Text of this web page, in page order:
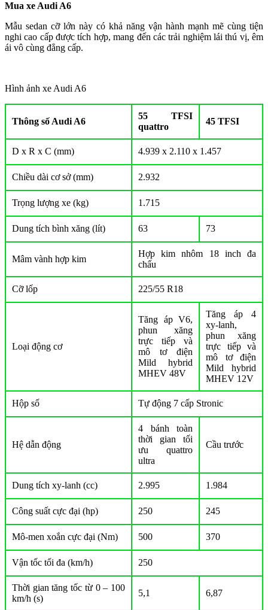
Mua xe Audi A6
Mẫu sedan cỡ lớn này có khả năng vận hành mạnh mẽ cùng tiện
nghi cao cấp được tích hợp, mang đến các trải nghiệm lái thú vị, êm
ái vô cùng đẳng cấp.
Hình ảnh xe Audi A6
Thông số Audi A6
55 TFSI
quattro
45 TFSI
D x R x C (mm) 4.939 x 2.110 x 1.457
Chiều dài cơ sở (mm) 2.932
Trọng lượng xe (kg) 1.715
Dung tích bình xăng (lít) 63 73
Mâm vành hợp kim
Hợp kim nhôm 18 inch đa
chấu
Cỡ lốp 225/55 R18
Loại động cơ
Tăng áp V6,
phun xăng
trực tiếp và
mô tơ điện
Mild hybrid
MHEV 48V
Tăng áp 4
xy-lanh,
phun xăng
trực tiếp và
mô tơ điện
Mild hybrid
MHEV 12V
Hộp số Tự động 7 cấp Stronic
Hệ dẫn động
4 bánh toàn
thời gian tối
ưu quattro
ultra
Cầu trước
Dung tích xy-lanh (cc) 2.995 1.984
Công suất cực đại (hp) 250 245
Mô-men xoắn cực đại (Nm) 500 370
Vận tốc tối đa (km/h) 250
Thời gian tăng tốc từ 0 – 100
km/h (s)
5,1 6,87